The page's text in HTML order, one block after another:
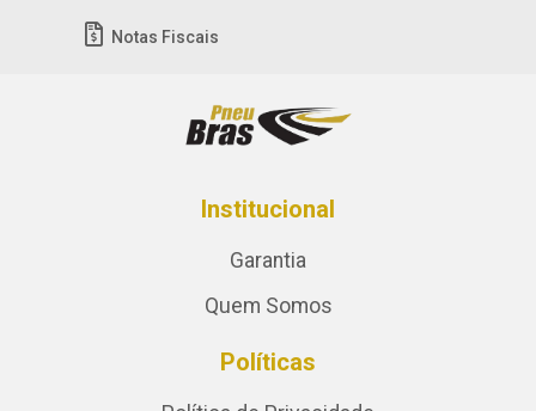
Notas Fiscais
Institucional
Garantia
Quem Somos
Políticas